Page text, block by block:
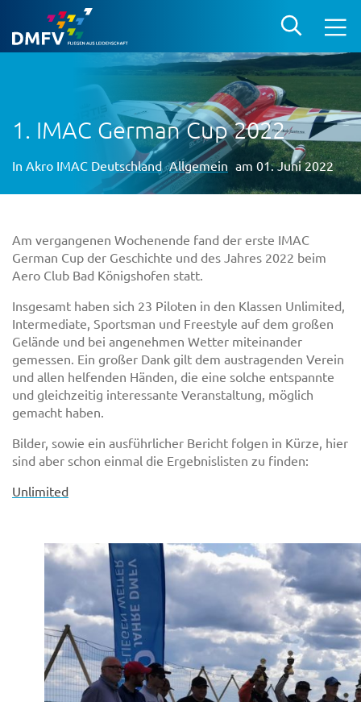
1. IMAC German Cup 2022
In Akro IMAC Deutschland Allgemein am 01. Juni 2022
Am vergangenen Wochenende fand der erste IMAC
German Cup der Geschichte und des Jahres 2022 beim
Aero Club Bad Königshofen statt.
Insgesamt haben sich 23 Piloten in den Klassen Unlimited,
Intermediate, Sportsman und Freestyle auf dem großen
Gelände und bei angenehmen Wetter miteinander
gemessen. Ein großer Dank gilt dem austragenden Verein
und allen helfenden Händen, die eine solche entspannte
und gleichzeitig interessante Veranstaltung, möglich
gemacht haben.
Bilder, sowie ein ausführlicher Bericht folgen in Kürze, hier
sind aber schon einmal die Ergebnislisten zu finden:
Unlimited